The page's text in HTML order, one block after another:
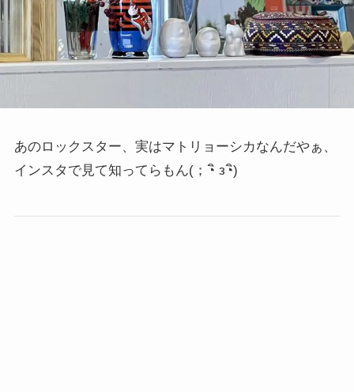
あのロックスター、実はマトリョーシカなんだやぁ、
インスタで見て知ってらもん(；◔ิ з◔ิ)